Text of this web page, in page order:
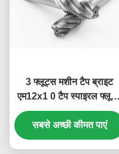
3 फ्लूट्स मशीन टैप ब्राइट
एम12x1 0 टैप स्पाइरल फ्लूटेड
टैप सॉलिड कार्बाइड आंतरिक
शीतलन
सबसे अच्छी कीमत पाएं